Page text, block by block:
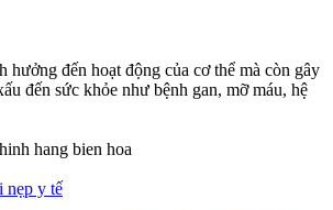
hưởng đến hoạt động của cơ thể mà còn gây
đến sức khỏe như bệnh gan, mỡ máu, hệ
nẹp y tế